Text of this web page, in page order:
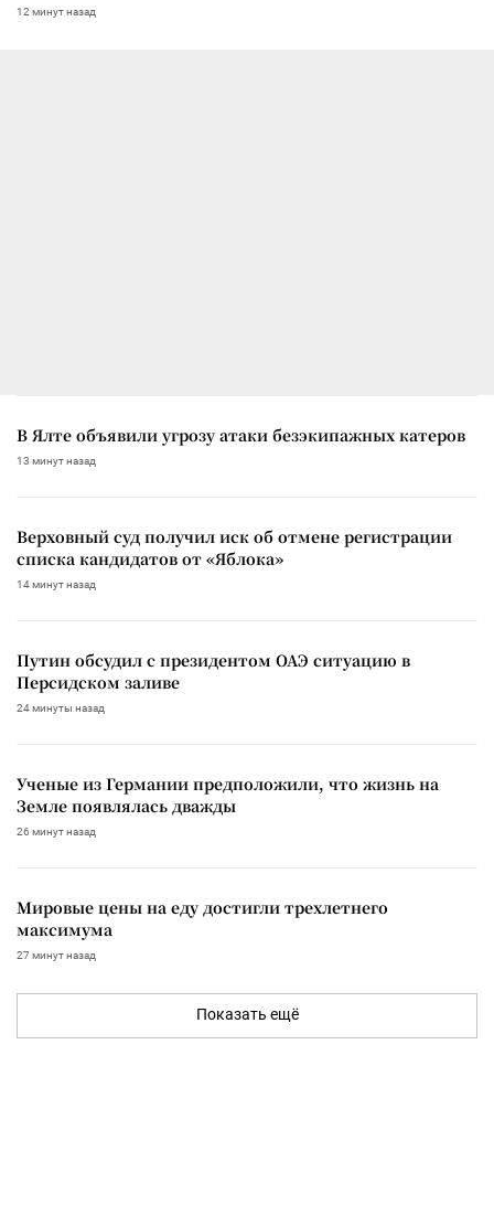
12 минут назад
В Ялте объявили угрозу атаки безэкипажных катеров
13 минут назад
Верховный суд получил иск об отмене регистрации
списка кандидатов от «Яблока»
14 минут назад
Путин обсудил с президентом ОАЭ ситуацию в
Персидском заливе
24 минуты назад
Ученые из Германии предположили, что жизнь на
Земле появлялась дважды
26 минут назад
Мировые цены на еду достигли трехлетнего
максимума
27 минут назад
Показать ещё